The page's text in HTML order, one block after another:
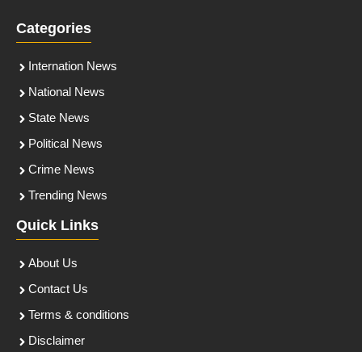
Categories
Internation News
National News
State News
Political News
Crime News
Trending News
Quick Links
About Us
Contact Us
Terms & conditions
Disclaimer